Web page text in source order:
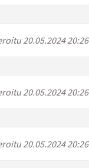
20.05.2024 20:26
20.05.2024 20:26
20.05.2024 20:26